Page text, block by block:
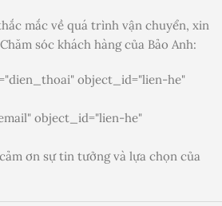
mắc về quá trình vận chuyển, xin
sóc khách hàng của Bảo Anh:
object_id="lien-he"
object_id="lien-he"
ơn sự tin tưởng và lựa chọn của